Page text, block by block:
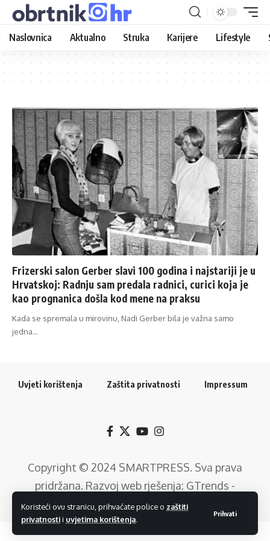
Koristeći ovu stranicu, prihvaćate police o zaštiti
privatnostii uvjetima korištenja.
Prihvati
Naslovnica Aktualno Struka Karijere Lifestyle
Frizerski salon Gerber slavi 100 godina i najstariji je u
Hrvatskoj: Radnju sam predala radnici, curici koja je
kao prognanica došla kod mene na praksu
Kada se spremala u mirovinu, Nadi Gerber bila je važna samo
jedna…
Uvjeti korištenja Zaštita privatnosti Impressum
Copyright © 2024 SMARTPRESS. Sva prava
pridržana. Razvoj web rješenja: GTrends -
Digitalni Marketing.